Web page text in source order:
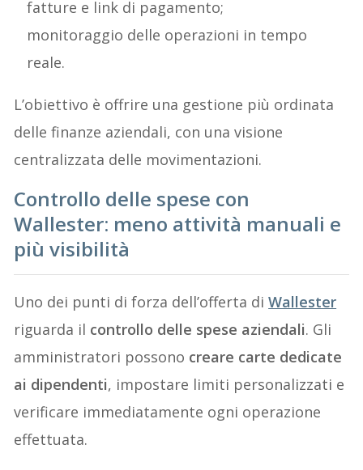
fatture e link di pagamento;
monitoraggio delle operazioni in tempo
reale.
L’obiettivo è offrire una gestione più ordinata
delle finanze aziendali, con una visione
centralizzata delle movimentazioni.
Controllo delle spese con
Wallester: meno attività manuali e
più visibilità
Uno dei punti di forza dell’offerta diWallester
riguarda il controllo delle spese aziendali. Gli
amministratori possono creare carte dedicate
ai dipendenti, impostare limiti personalizzati e
verificare immediatamente ogni operazione
effettuata.